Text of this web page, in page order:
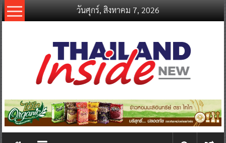
Skip
to
วันศุกร์, สิงหาคม 7, 2026
thailandinsidenew.com
Thailand